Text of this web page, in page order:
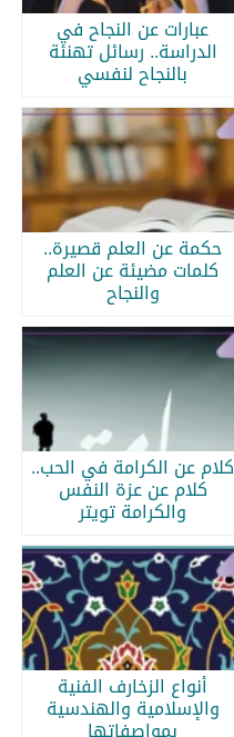
عبارات عن النجاح في
الدراسة.. رسائل تهنئة
بالنجاح لنفسي
حكمة عن العلم قصيرة..
كلمات مضيئة عن العلم
والنجاح
كلام عن الكرامة في الحب..
كلام عن عزة النفس
والكرامة تويتر
أنواع الزخارف الفنية
والإسلامية والهندسية